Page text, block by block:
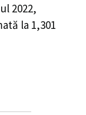
2022,
la 1,301